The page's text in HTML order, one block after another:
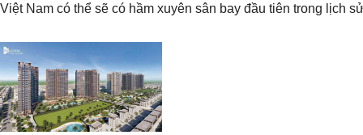
Việt Nam có thể sẽ có hầm xuyên sân bay đầu tiên trong lịch